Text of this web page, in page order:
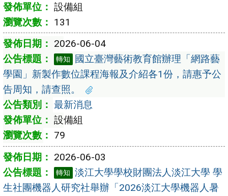
設備組
131
2026-06-04
轉知
國立臺灣藝術教育館辦理「網路藝
學園」新製作數位課程海報及介紹各1份，請惠予公
告周知，請查照。
最新消息
設備組
79
2026-06-03
轉知 淡江大學學校財團法人淡江大學 學
生社團機器人研究社舉辦「2026淡江大學機器人暑